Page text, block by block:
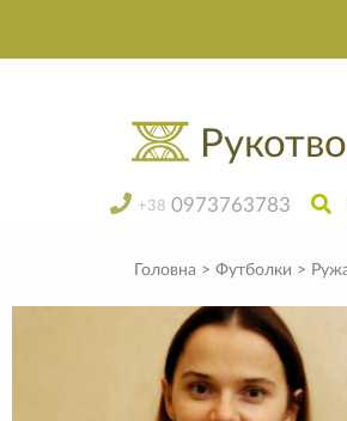
+38 0973763783
Головна > Футболки >